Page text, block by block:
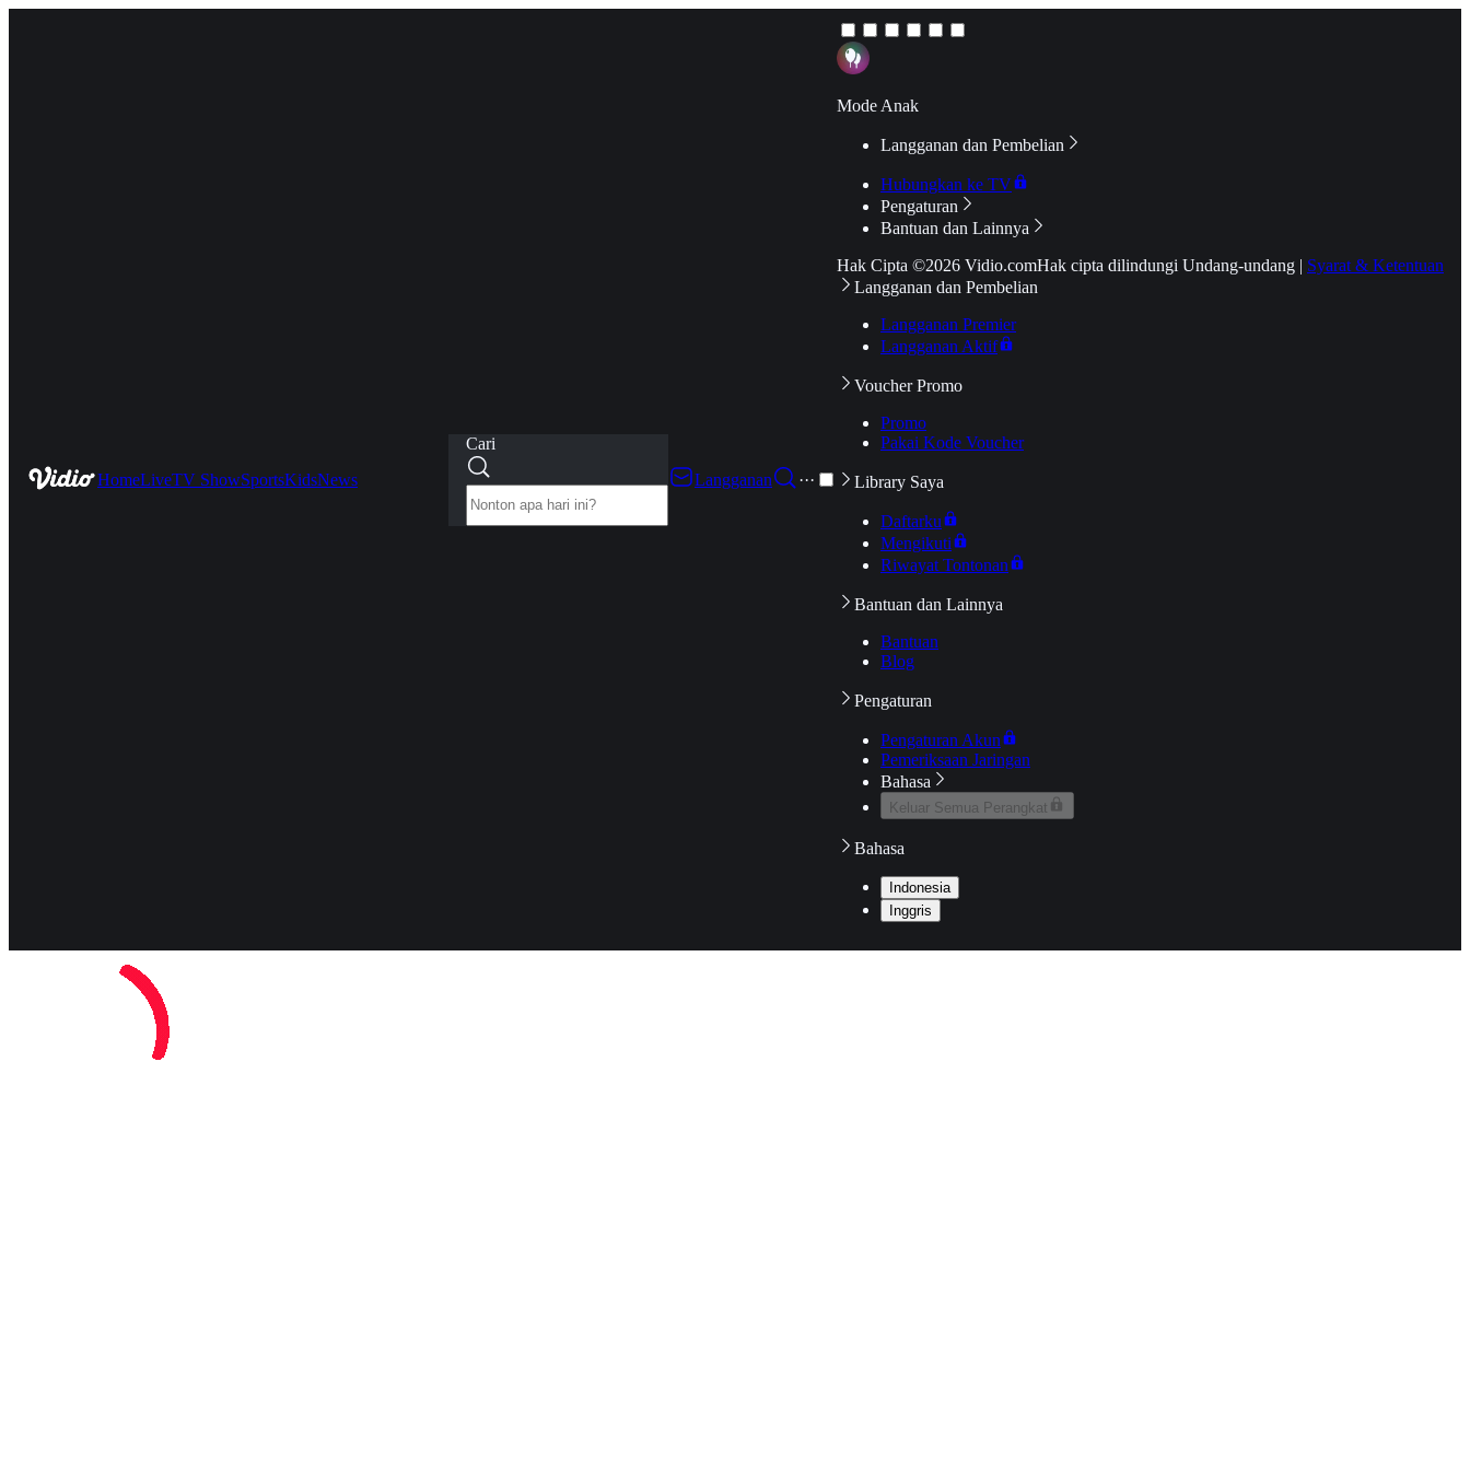
HomeLiveTV ShowSportsKidsNews
Cari
Langganan
···
Mode Anak
Langganan dan Pembelian
Hubungkan ke TV
Pengaturan
Bantuan dan Lainnya
Hak Cipta ©2026 Vidio.comHak cipta dilindungi Undang-undang | Syarat & Ketentuan
Langganan dan Pembelian
Langganan Premier
Langganan Aktif
Voucher Promo
Promo
Pakai Kode Voucher
Library Saya
Daftarku
Mengikuti
Riwayat Tontonan
Bantuan dan Lainnya
Bantuan
Blog
Pengaturan
Pengaturan Akun
Pemeriksaan Jaringan
Bahasa
Keluar Semua Perangkat
Bahasa
Indonesia
Inggris